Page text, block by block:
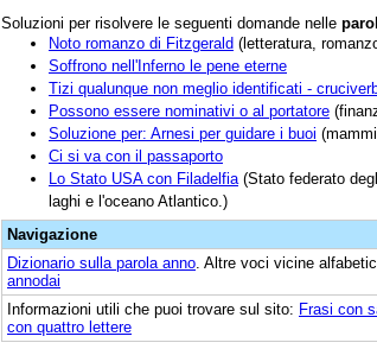
Soluzioni per risolvere le seguenti domande nelle
Noto romanzo di Fitzgerald (letteratura,
Soffrono nell'Inferno le pene eterne
Tizi qualunque non meglio identificati -
Possono essere nominativi o al portatore
Soluzione per: Arnesi per guidare i buoi
Ci si va con il passaporto
Lo Stato USA con Filadelfia (Stato federato
laghi e l'oceano Atlantico.)
Navigazione
Dizionario sulla parola anno . Altre voci vicine
annodai
Informazioni utili che puoi trovare sul sito: Frasi con
con quattro lettere